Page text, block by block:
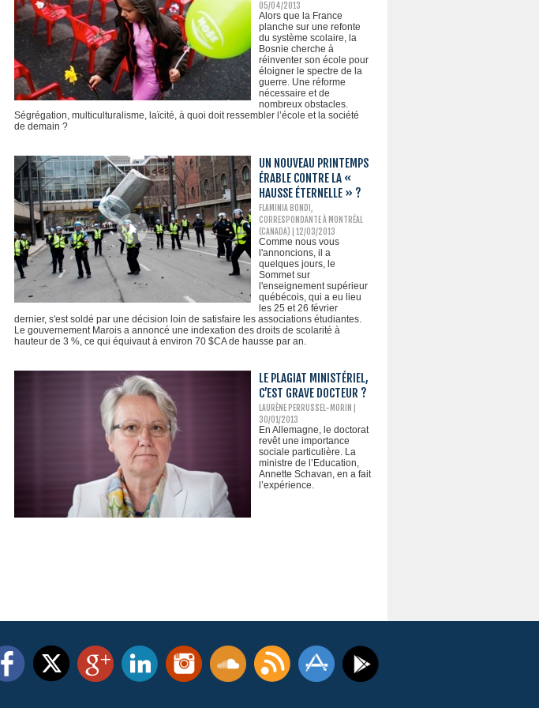
05/04/2013
Alors que la France
planche sur une refonte
du système scolaire, la
Bosnie cherche à
réinventer son école pour
éloigner le spectre de la
guerre. Une réforme
nécessaire et de
nombreux obstacles.
Ségrégation, multiculturalisme, laïcité, à quoi doit ressembler l’école et la société
de demain ?
UN NOUVEAU PRINTEMPS
ÉRABLE CONTRE LA «
HAUSSE ÉTERNELLE » ?
FLAMINIA BONDI,
CORRESPONDANTE À MONTRÉAL
(CANADA) | 12/03/2013
Comme nous vous
l'annoncions, il a
quelques jours, le
Sommet sur
l'enseignement supérieur
québécois, qui a eu lieu
les 25 et 26 février
dernier, s'est soldé par une décision loin de satisfaire les associations étudiantes.
Le gouvernement Marois a annoncé une indexation des droits de scolarité à
hauteur de 3 %, ce qui équivaut à environ 70 $CA de hausse par an.
LE PLAGIAT MINISTÉRIEL,
C’EST GRAVE DOCTEUR ?
LAURÈNE PERRUSSEL-MORIN
30/01/2013
En Allemagne, le doctorat
revêt une importance
sociale particulière. La
ministre de l’Education,
Annette Schavan, en a fait
l’expérience.